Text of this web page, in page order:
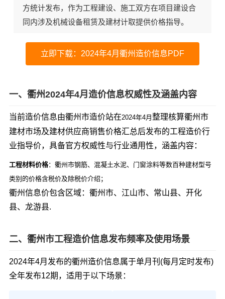
方统计发布，作为工程建设、施工双方在项目建设合
同内涉及机械设备租赁及建材计取提供价格指导。
立即下载：2024年4月衢州造价信息PDF
一、衢州2024年4月造价信息权威性及涵盖内容
当前造价信息由衢州市造价站在2024年4月 整理核算衢州市
建材市场及建材供应商销售价格汇总后发布的工程造价行
业指导价，具备官方权威性与行业通用性，涵盖内容：
工程材料价格：衢州市钢筋、混凝土水泥、门窗涂料等数百种建材型号
类别的价格含税价及除税价介绍；
衢州信息价包含区域：衢州市、江山市、常山县、开化
县、龙游县.
二、衢州市工程造价信息发布频率及使用场景
2024年4月发布的衢州造价信息属于单月刊(每月定时发布)
全年发布12期，适用于以下场景：